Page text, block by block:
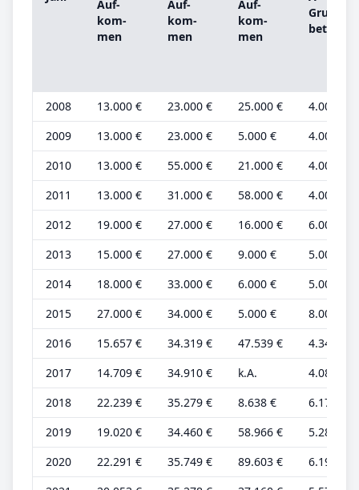
Auf­
kom­
men
Auf­
kom­
men
Auf­
kom­
men
Grund­
be­trag
2008 13.000 € 23.000 € 25.000 €
4.000 €
2009
13.000 € 23.000 € 5.000 €
4.000 €
2010
13.000 € 55.000 € 21.000 €
4.000 €
2011
13.000 € 31.000 € 58.000 €
4.000 €
2012
19.000 € 27.000 € 16.000 €
6.000 €
2013
15.000 € 27.000 € 9.000 €
5.000 €
2014
18.000 € 33.000 € 6.000 €
5.000 €
2015
27.000 € 34.000 € 5.000 €
8.000 €
2016
15.657 € 34.319 € 47.539 €
4.349 €
2017
14.709 € 34.910 € k.A.
4.086 €
2018
22.239 € 35.279 € 8.638 €
6.178 €
2019
19.020 € 34.460 € 58.966 €
5.283 €
2020
22.291 € 35.749 € 89.603 €
6.192 €